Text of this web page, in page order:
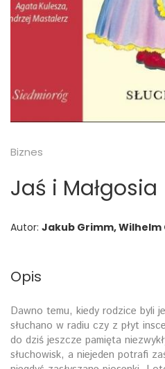
Biznes
Jaś i Małgosia
Autor: Jakub Grimm, Wilhelm
Opis
Dawno temu, kiedy rodzice byli
słuchano w radiu czy z płyt
do dziś jeszcze pamięta
słuchowisk, a niejeden potrafi